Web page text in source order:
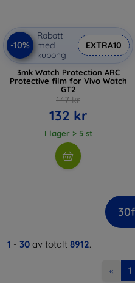
-10%
Rabatt
med
kupong
EXTRA10
3mk Watch Protection ARC
Protective film for Vivo Watch
GT2
147 kr
132 kr
I lager > 5 st
30
1 - 30 av totalt 8912.
« 1